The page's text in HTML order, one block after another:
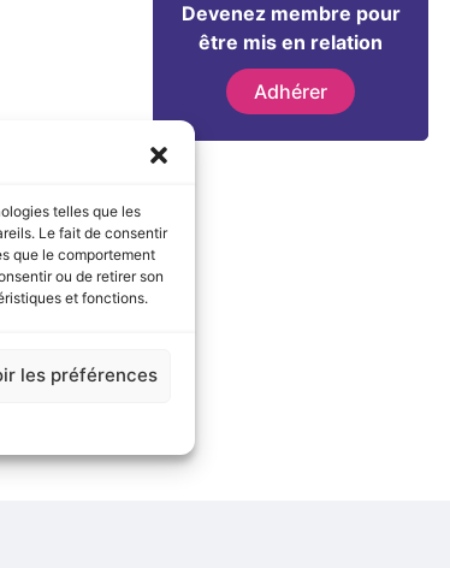
telles que les
Le fait de consentir
que le comportement
ou de retirer son
et fonctions.
les préférences
Devenez membre pour
être mis en relation
Adhérer